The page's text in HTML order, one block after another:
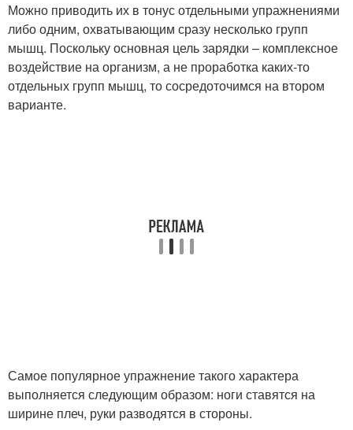
Можно приводить их в тонус отдельными упражнениями
либо одним, охватывающим сразу несколько групп
мышц. Поскольку основная цель зарядки – комплексное
воздействие на организм, а не проработка каких-то
отдельных групп мышц, то сосредоточимся на втором
варианте.
Самое популярное упражнение такого характера
выполняется следующим образом: ноги ставятся на
ширине плеч, руки разводятся в стороны.